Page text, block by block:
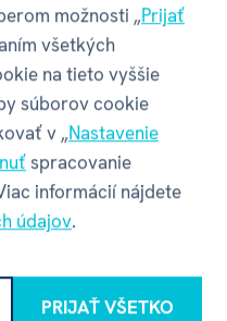
8557/22 | Žilina |
01001 | Slovensko
| +421908720000
www.albi.sk
možnosti „Prijať
všetkých
na tieto vyššie
súborov cookie
v „Nastavenie
spracovanie
informácií nájdete
údajov.
PRIJAŤ VŠETKO